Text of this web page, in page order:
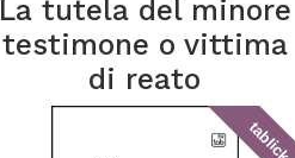
La tutela del minore
testimone o vittima
di reato
tablick